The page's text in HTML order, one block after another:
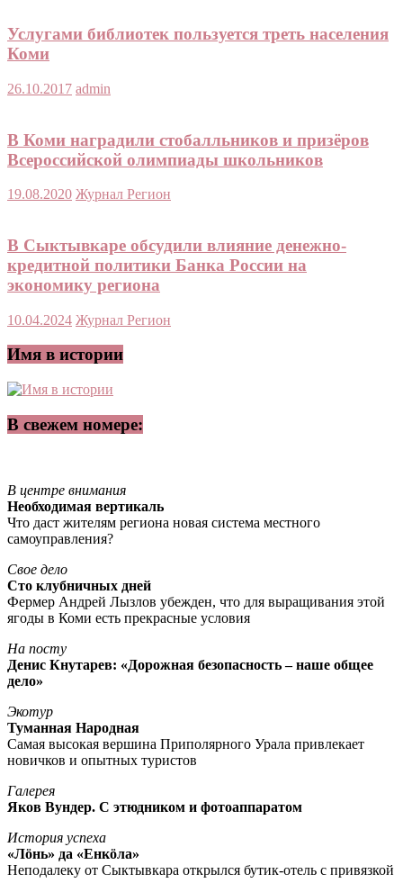
Услугами библиотек пользуется треть населения
Коми
26.10.2017 admin
В Коми наградили стобалльников и призёров
Всероссийской олимпиады школьников
19.08.2020 Журнал Регион
В Сыктывкаре обсудили влияние денежно-
кредитной политики Банка России на
экономику региона
10.04.2024 Журнал Регион
Имя в истории
В свежем номере:
В центре внимания
Необходимая вертикаль
Что даст жителям региона новая система местного
самоуправления?
Свое дело
Сто клубничных дней
Фермер Андрей Лызлов убежден, что для выращивания этой
ягоды в Коми есть прекрасные условия
На посту
Денис Кнутарев: «Дорожная безопасность – наше общее
дело»
Экотур
Туманная Народная
Самая высокая вершина Приполярного Урала привлекает
новичков и опытных туристов
Галерея
Яков Вундер. С этюдником и фотоаппаратом
История успеха
«Лöнь» да «Енкöла»
Неподалеку от Сыктывкара открылся бутик-отель с привязкой